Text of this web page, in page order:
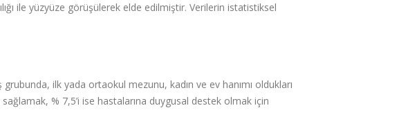
ile yüzyüze görüşülerek elde edilmiştir. Verilerin istatistiksel
ilk yada ortaokul mezunu, kadın ve ev hanımı oldukları
% 7,5’i ise hastalarına duygusal destek olmak için